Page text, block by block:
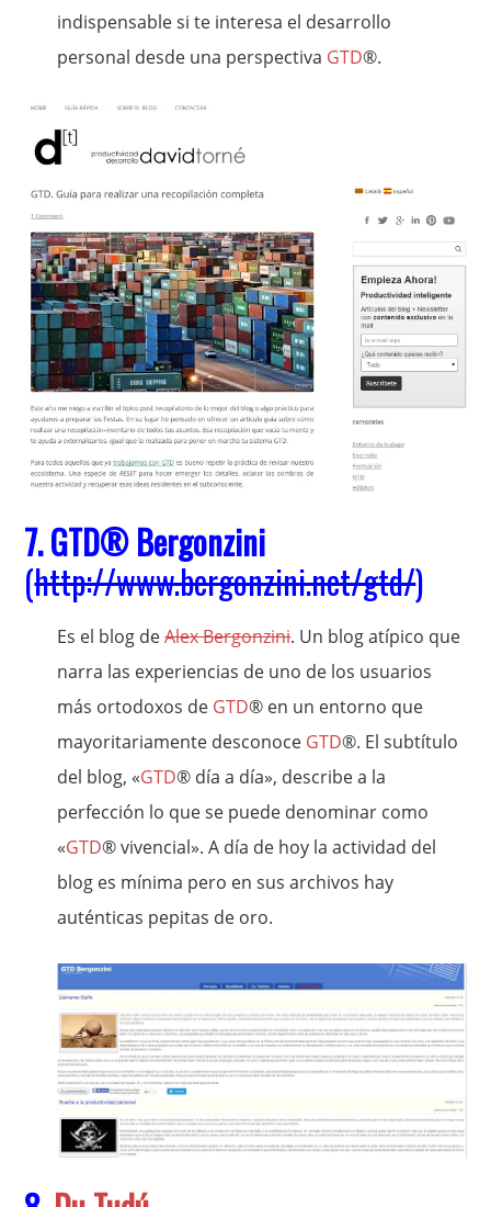
indispensable si te interesa el desarrollo
personal desde una perspectiva GTD®.
7.GTD® Bergonzini
(http://www.bergonzini.net/gtd/)
Es el blog deAlex Bergonzini. Un blog atípico que
narra las experiencias de uno de los usuarios
más ortodoxos de GTD® en un entorno que
mayoritariamente desconoce GTD®. El subtítulo
del blog, «GTD® día a día», describe a la
perfección lo que se puede denominar como
«GTD® vivencial». A día de hoy la actividad del
blog es mínima pero en sus archivos hay
auténticas pepitas de oro.